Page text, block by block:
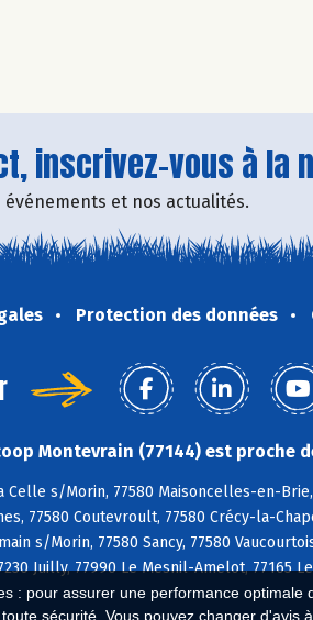
: pour assurer une performance
sécurité. Vous pouvez changer
inscrivez-vous à la
et nos actualités.
Protection des données
Montevrain (77144) est proche
Celle s/Morin, 77580 Maisoncelles-en-
77580 Coutevroult, 77580 Crécy-la-
s/Morin, 77580 Sancy, 77580
Juilly, 77990 Le Mesnil-Amelot, 77165